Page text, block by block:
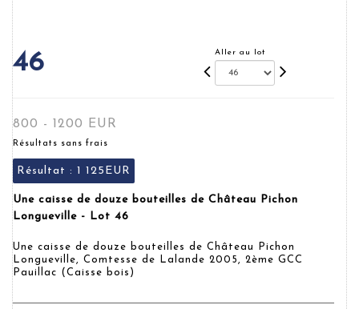
46 Aller au lot
800 - 1200 EUR
Résultats sans frais
Résultat : 1 125EUR
Une caisse de douze bouteilles de Château Pichon
Longueville - Lot 46
Une caisse de douze bouteilles de Château Pichon
Longueville, Comtesse de Lalande 2005, 2ème GCC
Pauillac (Caisse bois)